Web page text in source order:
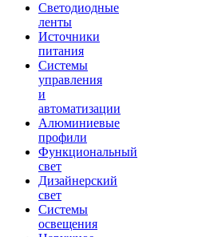
Светодиодные
ленты
Источники
питания
Системы
управления
и
автоматизации
Алюминиевые
профили
Функциональный
свет
Дизайнерский
свет
Системы
освещения